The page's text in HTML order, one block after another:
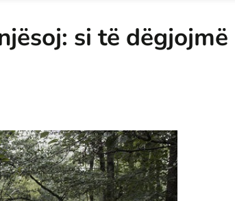
si të dëgjojmë